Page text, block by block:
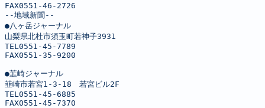
FAX0551-46-2726
--地域新聞--
●八ヶ岳ジャーナル
山梨県北杜市須玉町若神子3931
TEL0551-45-7789
FAX0551-35-9200
●韮崎ジャーナル
韮崎市若宮1-3-18　若宮ビル2F
TEL0551-45-6885
FAX0551-45-7370